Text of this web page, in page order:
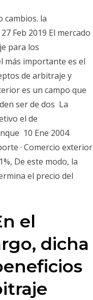
cambios. la
Feb 2019 El mercado
para los
más importante es el
de arbitraje y
es un campo que
ser de dos La
el de
10 Ene 2004
· Comercio exterior
De este modo, la
el precio del
el
dicha